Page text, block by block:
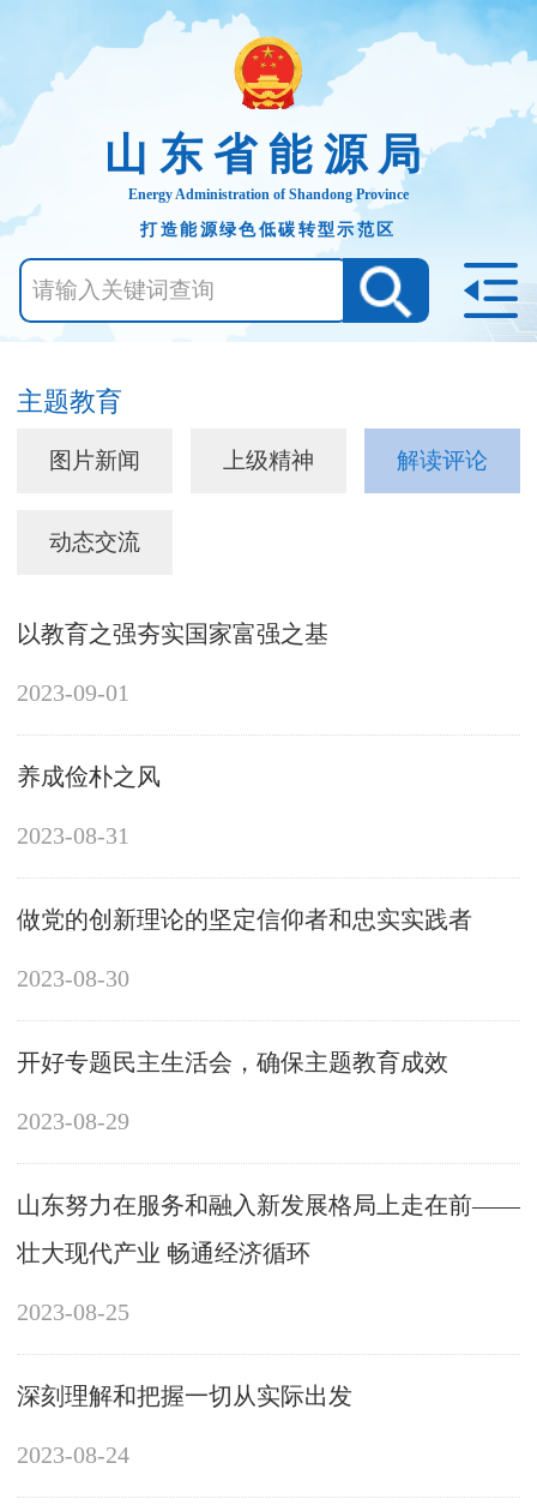
山东省能源局
Energy Administration of Shandong Province
打造能源绿色低碳转型示范区
主题教育
图片新闻 上级精神 解读评论
动态交流
以教育之强夯实国家富强之基
2023-09-01
养成俭朴之风
2023-08-31
做党的创新理论的坚定信仰者和忠实实践者
2023-08-30
开好专题民主生活会，确保主题教育成效
2023-08-29
山东努力在服务和融入新发展格局上走在前——
壮大现代产业 畅通经济循环
2023-08-25
深刻理解和把握一切从实际出发
2023-08-24